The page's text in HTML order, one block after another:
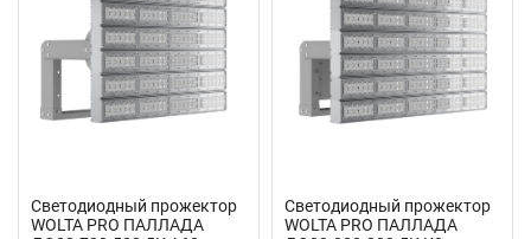
Светодиодный прожектор
WOLTA PRO ПАЛЛАДА
Светодиодный прожектор
WOLTA PRO ПАЛЛАДА